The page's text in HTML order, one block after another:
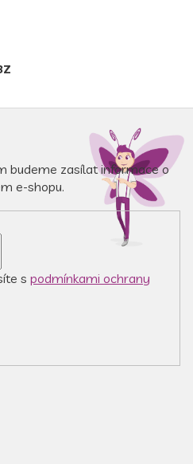
budeme zasílat informace o
e-shopu.
s podmínkami ochrany